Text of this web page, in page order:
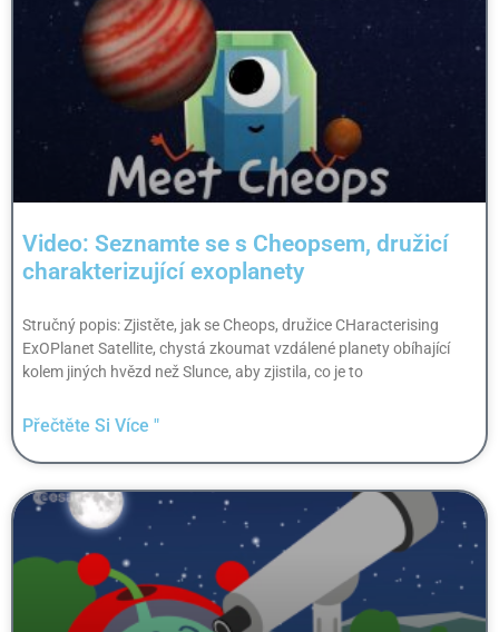
Video: Seznamte se s Cheopsem, družicí
charakterizující exoplanety
Stručný popis: Zjistěte, jak se Cheops, družice CHaracterising
ExOPlanet Satellite, chystá zkoumat vzdálené planety obíhající
kolem jiných hvězd než Slunce, aby zjistila, co je to
Přečtěte Si Více "